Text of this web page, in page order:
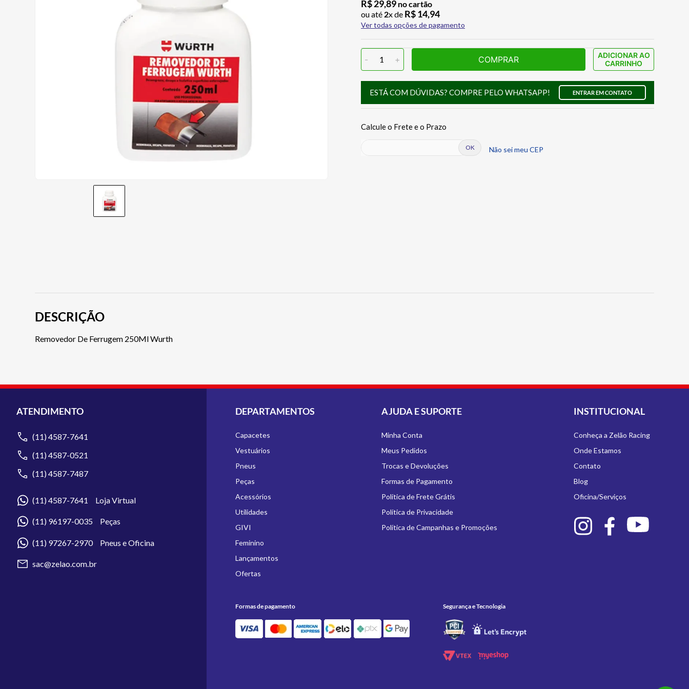
R$29,89 no cartão
ou até 2x de R$14,94
Ver todas opções de pagamento
- 1 + COMPRAR
ADICIONAR AO
CARRINHO
ESTÁ COM DÚVIDAS? COMPRE PELO WHATSAPP! ENTRAR EM CONTATO
Não sei meu CEP
DESCRIÇÃO
Removedor De Ferrugem 250Ml Wurth
ATENDIMENTO
(11) 4587-7641
(11) 4587-0521
(11) 4587-7487
(11) 4587-7641 Loja Virtual
(11) 96197-0035 Peças
(11) 97267-2970 Pneus e Oficina
sac@zelao.com.br
DEPARTAMENTOS
Capacetes
Vestuários
Pneus
Peças
Acessórios
Utilidades
GIVI
Feminino
Lançamentos
Ofertas
AJUDA E SUPORTE
Minha Conta
Meus Pedidos
Trocas e Devoluções
Formas de Pagamento
Política de Frete Grátis
Política de Privacidade
Política de Campanhas e Promoções
INSTITUCIONAL
Conheça a Zelão Racing
Onde Estamos
Contato
Blog
Oficina/Serviços
Formas de pagamento Segurança e Tecnologia
AIROH